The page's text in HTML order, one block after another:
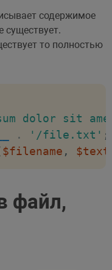
содержимое
существует.
то полностью
dolor sit
. '/file.txt' ;
$filename , $text
файл,